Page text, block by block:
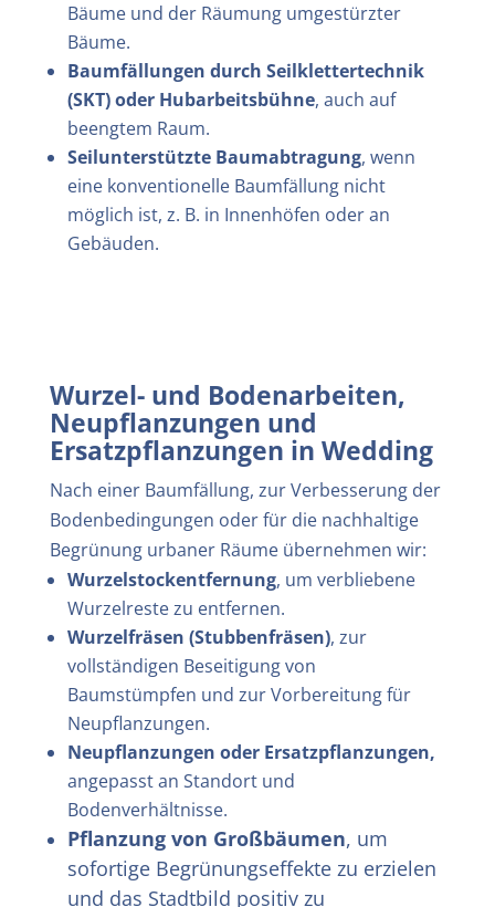
Bäume und der Räumung umgestürzter
Bäume.
Baumfällungen durch Seilklettertechnik
(SKT) oder Hubarbeitsbühne, auch auf
beengtem Raum.
Seilunterstützte Baumabtragung, wenn
eine konventionelle Baumfällung nicht
möglich ist, z. B. in Innenhöfen oder an
Gebäuden.
Wurzel- und Bodenarbeiten,
Neupflanzungen und
Ersatzpflanzungen in Wedding
Nach einer Baumfällung, zur Verbesserung der
Bodenbedingungen oder für die nachhaltige
Begrünung urbaner Räume übernehmen wir:
Wurzelstockentfernung, um verbliebene
Wurzelreste zu entfernen.
Wurzelfräsen (Stubbenfräsen), zur
vollständigen Beseitigung von
Baumstümpfen und zur Vorbereitung für
Neupflanzungen.
Neupflanzungen oder Ersatzpflanzungen,
angepasst an Standort und
Bodenverhältnisse.
Pflanzung von Großbäumen, um
sofortige Begrünungseffekte zu erzielen
und das Stadtbild positiv zu